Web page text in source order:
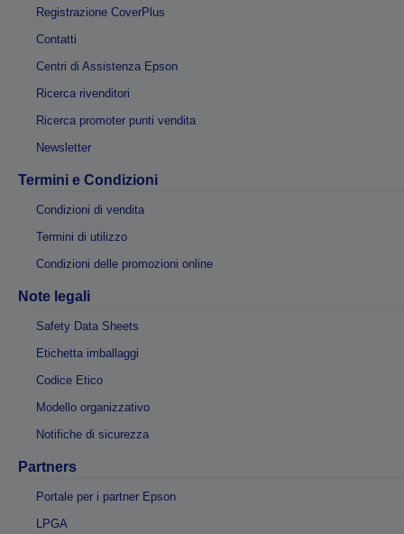
Registrazione CoverPlus
Contatti
Centri di Assistenza Epson
Ricerca rivenditori
Ricerca promoter punti vendita
Newsletter
Termini e Condizioni
Condizioni di vendita
Termini di utilizzo
Condizioni delle promozioni online
Note legali
Safety Data Sheets
Etichetta imballaggi
Codice Etico
Modello organizzativo
Notifiche di sicurezza
Partners
Portale per i partner Epson
LPGA